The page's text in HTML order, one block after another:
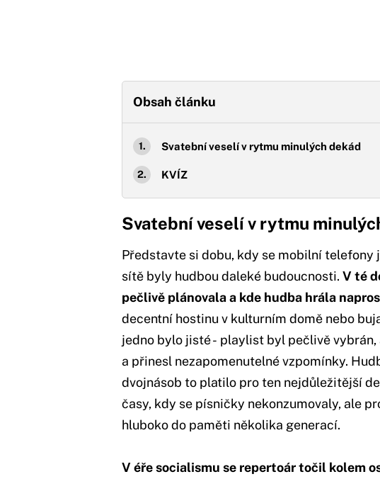
Obsah článku
Svatební veselí v rytmu minulých dekád
KVÍZ
Svatební veselí v rytmu
Představte si dobu, kdy se mobilní telefony
sítě byly hudbou daleké budoucnosti. V té
pečlivě plánovala a kde hudba hrála
decentní hostinu v kulturním domě nebo
jedno bylo jisté - playlist byl pečlivě
a přinesl nezapomenutelné vzpomínky.
dvojnásob to platilo pro ten nejdůležitější
časy, kdy se písničky nekonzumovaly, ale
hluboko do paměti několika generací.
V éře socialismu se repertoár točil kolem